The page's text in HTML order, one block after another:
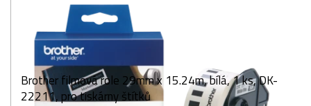
Brother filmová role 29mm x 15.24m, bílá, 1 ks, DK-
22211, pro tiskárny štítků